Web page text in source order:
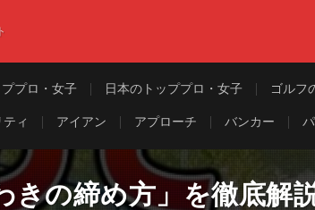
プロ・女子 日本のトッププロ・女子 ゴルフ
ィ アイアン アプローチ バンカー
の締め方」を徹底解説